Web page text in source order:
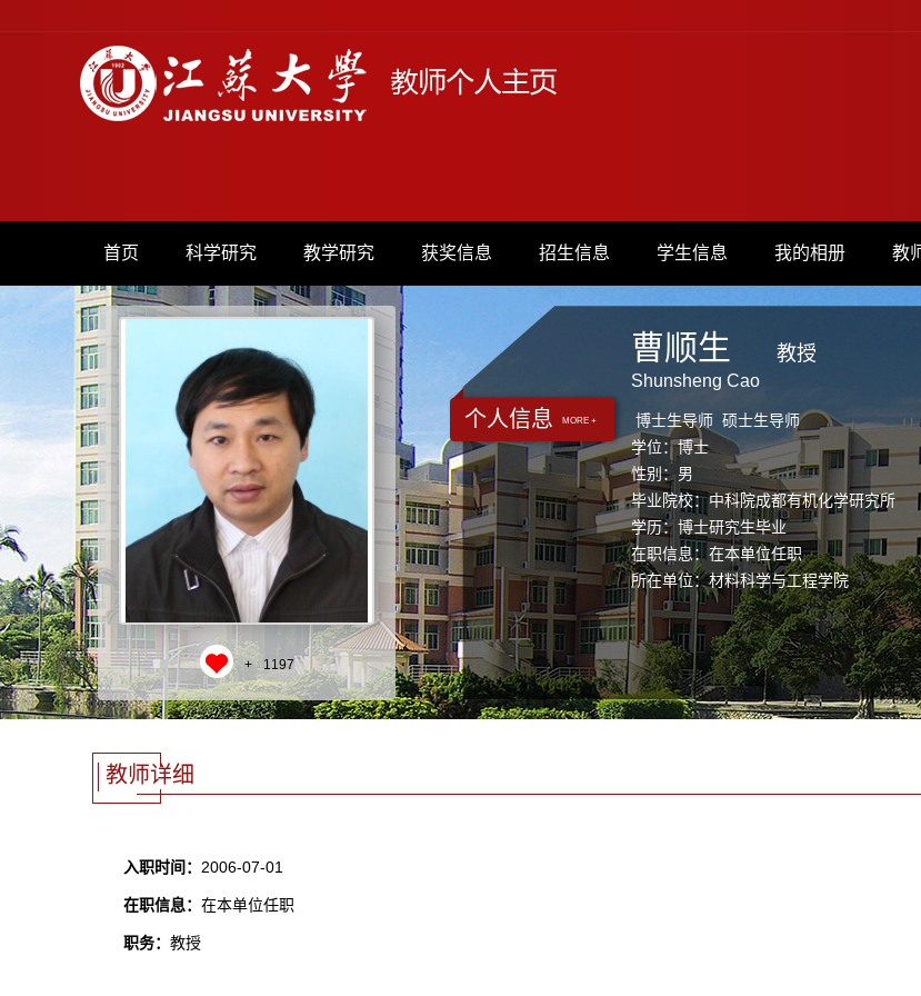
首页 科学研究 教学研究 获奖信息 招生信息 学生信息 我的相册 教
+ 1197
个人信息 MORE +
曹顺生
Shunsheng Cao
教授
博士生导师 硕士生导师
学位：博士
性别：男
毕业院校：中科院成都有机化学研究所
学历：博士研究生毕业
在职信息：在本单位任职
所在单位：材料科学与工程学院
教师详细
入职时间： 2006-07-01
在职信息： 在本单位任职
职务： 教授